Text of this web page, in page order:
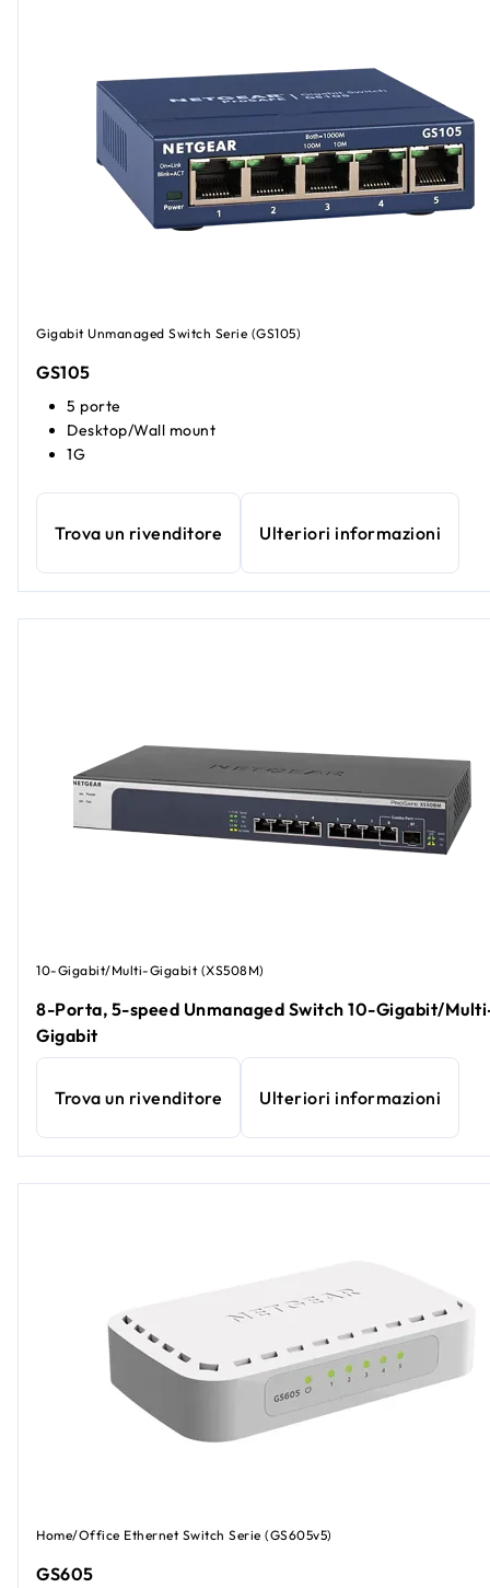
Gigabit Unmanaged Switch Serie (GS105)
GS105
5 porte
Desktop/Wall mount
1G
Trova un rivenditore Ulteriori informazioni
10-Gigabit/Multi-Gigabit (XS508M)
8-Porta, 5-speed Unmanaged Switch 10-Gigabit/
Gigabit
Trova un rivenditore Ulteriori informazioni
Home/Office Ethernet Switch Serie (GS605v5)
GS605